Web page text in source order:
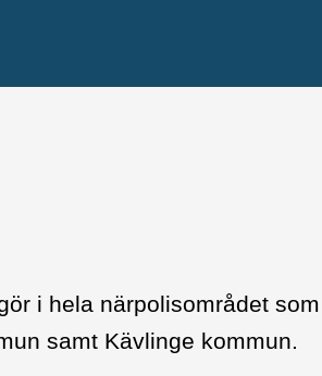
i hela närpolisområdet som
samt Kävlinge kommun.